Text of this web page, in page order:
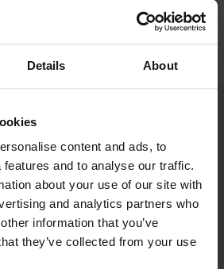
Details About
content and ads, to
and to analyse our traffic.
about your use of our site with
and analytics partners who
information that you’ve
they’ve collected from your use
facture et paiement
(jusqu’à CHF
5'000.-)